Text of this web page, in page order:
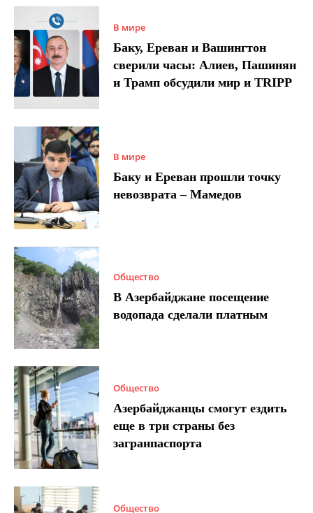
В мире
Баку, Ереван и Вашингтон
сверили часы: Алиев, Пашинян
и Трамп обсудили мир и TRIPP
В мире
Баку и Ереван прошли точку
невозврата – Мамедов
Общество
В Азербайджане посещение
водопада сделали платным
Общество
Азербайджанцы смогут ездить
еще в три страны без
загранпаспорта
Общество